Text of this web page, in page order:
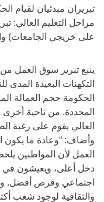
تبريران مبدئيان لقيام
مراحل التعليم العالي:
على خريجي الجامعات)
ينبع تبرير سوق العمل
التكهنات البعيدة المدى
الحكومة حجم العمالة
المحددة. من ناحية
العالي يقوم على رغبة
وأضاف: “وعادة ما
العمل لأن المواطنين
دخل أعلى، ويعيشون في
اجتماعي وفرص أفضل.
والثقافية لوجود شعب